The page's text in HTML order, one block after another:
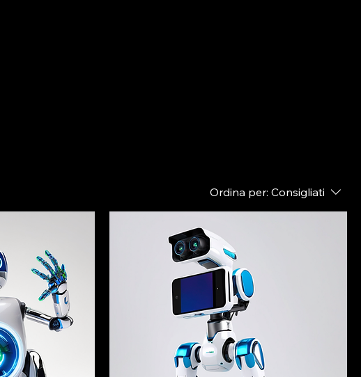
Ordina per: Consigliati